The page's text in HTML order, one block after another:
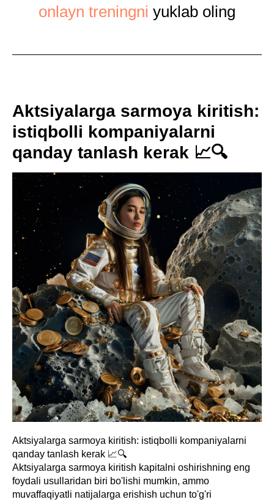
onlayn treningni yuklab oling
Aktsiyalarga sarmoya kiritish:
istiqbolli kompaniyalarni
qanday tanlash kerak 📈🔍
Aktsiyalarga sarmoya kiritish: istiqbolli kompaniyalarni
qanday tanlash kerak 📈🔍
Aktsiyalarga sarmoya kiritish kapitalni oshirishning eng
foydali usullaridan biri bo'lishi mumkin, ammo
muvaffaqiyatli natijalarga erishish uchun to'g'ri